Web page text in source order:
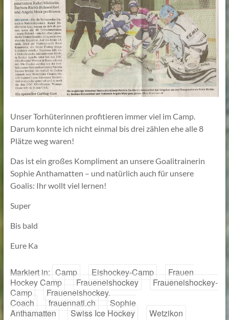
Lehmann
Unser Torhüterinnen profitieren immer viel im Camp.
Darum konnte ich nicht einmal bis drei zählen ehe alle 8
Plätze weg waren!
Das ist ein großes Kompliment an unsere Goalitrainerin
Sophie Anthamatten – und natürlich auch für unsere
Goalis: Ihr wollt viel lernen!
Super
Bis bald
Eure Ka
Markiert in: Camp Eishockey-Camp
Frauen
Hockey Camp
Fraueneishockey
Fraueneishockey-
Camp
Fraueneishockey.
Coach
frauennati.ch
Sophie
Anthamatten
Swiss Ice Hockey Wetzikon